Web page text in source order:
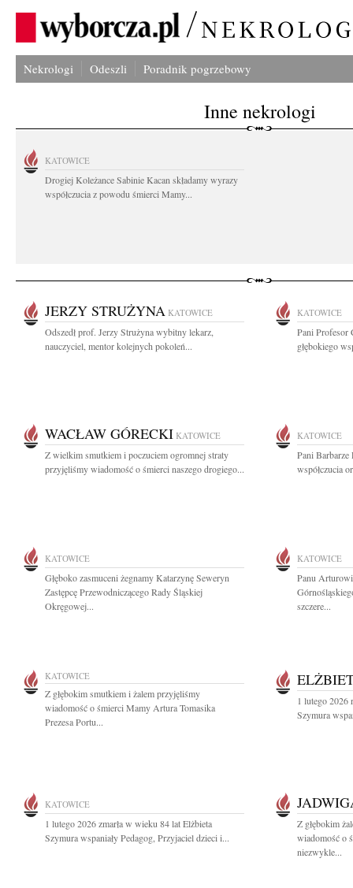
Nekrologi Odeszli Poradnik pogrzebowy
Inne nekrologi
KATOWICE
Drogiej Koleżance Sabinie Kacan składamy wyrazy
współczucia z powodu śmierci Mamy...
JERZY STRUŻYNA KATOWICE
Odszedł prof. Jerzy Strużyna wybitny lekarz,
nauczyciel, mentor kolejnych pokoleń...
KATOWICE
Pani Profesor
głębokiego
WACŁAW GÓRECKI KATOWICE
Z wielkim smutkiem i poczuciem ogromnej straty
przyjęliśmy wiadomość o śmierci naszego drogiego...
KATOWICE
Pani
współczucia
KATOWICE
Głęboko zasmuceni żegnamy Katarzynę Seweryn
Zastępcę Przewodniczącego Rady Śląskiej
Okręgowej...
KATOWICE
Panu
szczere...
KATOWICE
Z głębokim smutkiem i żalem przyjęliśmy
wiadomość o śmierci Mamy Artura Tomasika
Prezesa Portu...
1 lutego 2026
Szymura
KATOWICE
1 lutego 2026 zmarła w wieku 84 lat Elżbieta
Szymura wspaniały Pedagog, Przyjaciel dzieci i...
Z głębokim
wiadomość o
niezwykle...